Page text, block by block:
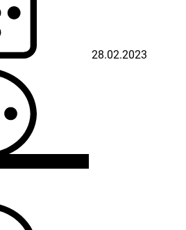
28.02.2023